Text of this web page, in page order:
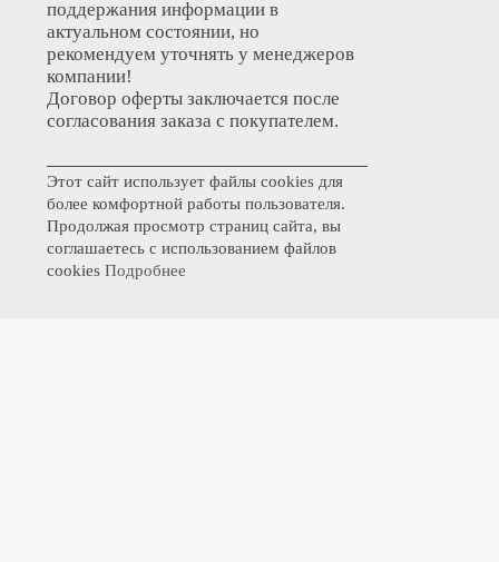
поддержания информации в
актуальном состоянии, но
рекомендуем уточнять у менеджеров
компании!
Договор оферты заключается после
согласования заказа с покупателем.
Этот сайт использует файлы cookies для
более комфортной работы пользователя.
Продолжая просмотр страниц сайта, вы
соглашаетесь с использованием файлов
cookies Подробнее